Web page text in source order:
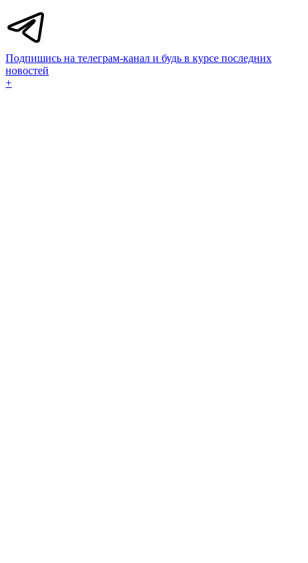
Подпишись на телеграм-канал и будь в курсе последних
новостей
+